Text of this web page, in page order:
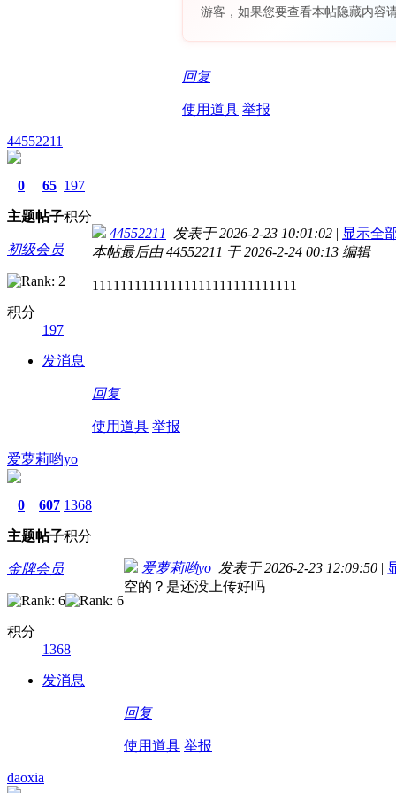
游客，如果您要查看本帖隐藏内容
回复
使用道具 举报
44552211
0
主题
65
帖子
197
积分
初级会员
积分
197
发消息
44552211 发表于 2026-2-23 10:01:02 | 显示全
本帖最后由 44552211 于 2026-2-24 00:13 编辑
11111111111111111111111111111
回复
使用道具 举报
爱萝莉哟yo
0
主题
607
帖子
1368
积分
金牌会员
积分
1368
发消息
爱萝莉哟yo 发表于 2026-2-23 12:09:50 |
空的？是还没上传好吗
回复
使用道具 举报
daoxia